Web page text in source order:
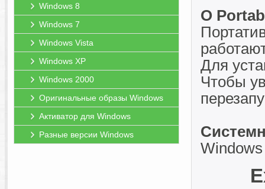
Windows 8
Windows 7
Windows Vista
Windows XP
Windows 2000
Оригинальные образы Windows
Активатор для Windows
Разные версии Windows
О
Для
Чтобы